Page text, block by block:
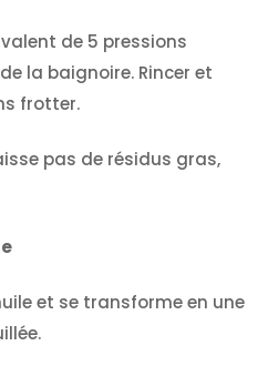
de 5 pressions
la baignoire. Rincer et
frotter.
pas de résidus gras,
et se transforme en une